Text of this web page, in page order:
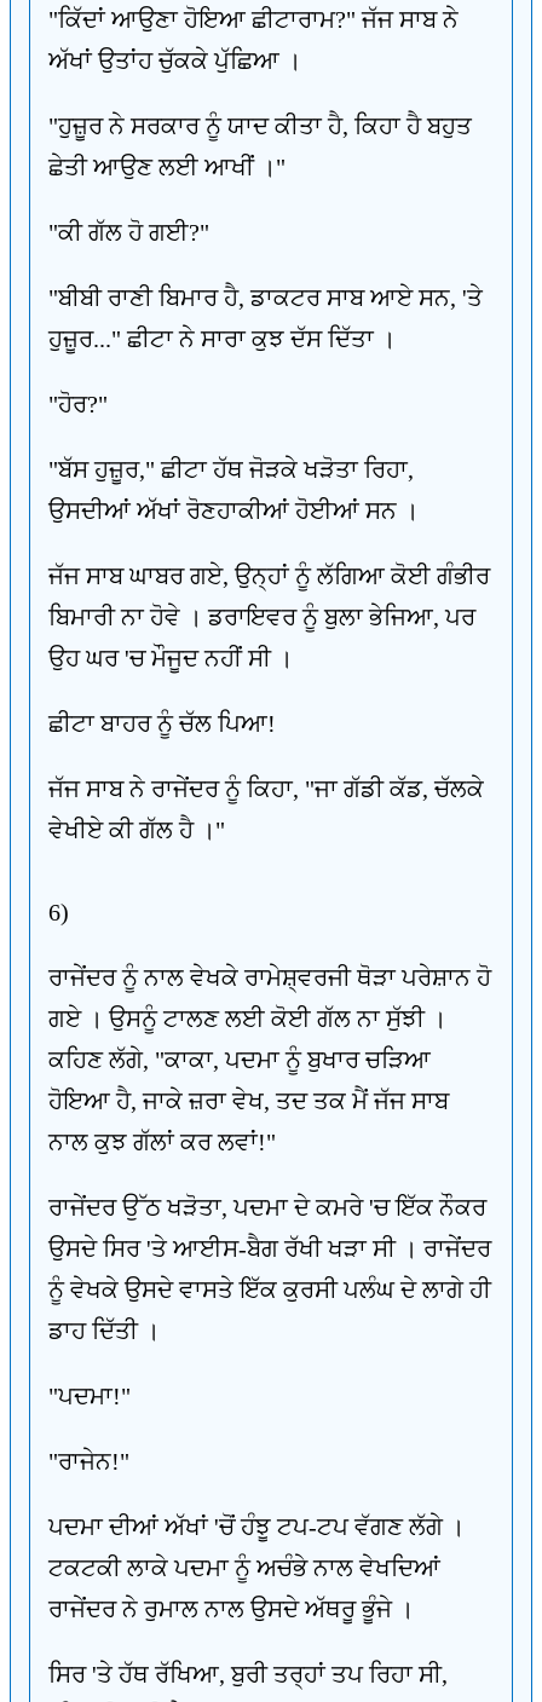
"ਕਿੱਦਾਂ ਆਉਣਾ ਹੋਇਆ ਛੀਟਾਰਾਮ?" ਜੱਜ ਸਾਬ ਨੇ
ਅੱਖਾਂ ਉਤਾਂਹ ਚੁੱਕਕੇ ਪੁੱਛਿਆ ।
"ਹੁਜ਼ੂਰ ਨੇ ਸਰਕਾਰ ਨੂੰ ਯਾਦ ਕੀਤਾ ਹੈ, ਕਿਹਾ ਹੈ ਬਹੁਤ
ਛੇਤੀ ਆਉਣ ਲਈ ਆਖੀਂ ।"
"ਕੀ ਗੱਲ ਹੋ ਗਈ?"
"ਬੀਬੀ ਰਾਣੀ ਬਿਮਾਰ ਹੈ, ਡਾਕਟਰ ਸਾਬ ਆਏ ਸਨ, 'ਤੇ
ਹੁਜ਼ੂਰ..." ਛੀਟਾ ਨੇ ਸਾਰਾ ਕੁਝ ਦੱਸ ਦਿੱਤਾ ।
"ਹੋਰ?"
"ਬੱਸ ਹੁਜ਼ੂਰ," ਛੀਟਾ ਹੱਥ ਜੋੜਕੇ ਖੜੋਤਾ ਰਿਹਾ,
ਉਸਦੀਆਂ ਅੱਖਾਂ ਰੋਣਹਾਕੀਆਂ ਹੋਈਆਂ ਸਨ ।
ਜੱਜ ਸਾਬ ਘਾਬਰ ਗਏ, ਉਨ੍ਹਾਂ ਨੂੰ ਲੱਗਿਆ ਕੋਈ ਗੰਭੀਰ
ਬਿਮਾਰੀ ਨਾ ਹੋਵੇ । ਡਰਾਇਵਰ ਨੂੰ ਬੁਲਾ ਭੇਜਿਆ, ਪਰ
ਉਹ ਘਰ 'ਚ ਮੌਜੂਦ ਨਹੀਂ ਸੀ ।
ਛੀਟਾ ਬਾਹਰ ਨੂੰ ਚੱਲ ਪਿਆ!
ਜੱਜ ਸਾਬ ਨੇ ਰਾਜੇਂਦਰ ਨੂੰ ਕਿਹਾ, "ਜਾ ਗੱਡੀ ਕੱਡ, ਚੱਲਕੇ
ਵੇਖੀਏ ਕੀ ਗੱਲ ਹੈ ।"
6)
ਰਾਜੇਂਦਰ ਨੂੰ ਨਾਲ ਵੇਖਕੇ ਰਾਮੇਸ਼੍ਵਰਜੀ ਥੋੜਾ ਪਰੇਸ਼ਾਨ ਹੋ
ਗਏ । ਉਸਨੂੰ ਟਾਲਣ ਲਈ ਕੋਈ ਗੱਲ ਨਾ ਸੁੱਝੀ ।
ਕਹਿਣ ਲੱਗੇ, "ਕਾਕਾ, ਪਦਮਾ ਨੂੰ ਬੁਖਾਰ ਚੜਿਆ
ਹੋਇਆ ਹੈ, ਜਾਕੇ ਜ਼ਰਾ ਵੇਖ, ਤਦ ਤਕ ਮੈਂ ਜੱਜ ਸਾਬ
ਨਾਲ ਕੁਝ ਗੱਲਾਂ ਕਰ ਲਵਾਂ!"
ਰਾਜੇਂਦਰ ਉੱਠ ਖੜੋਤਾ, ਪਦਮਾ ਦੇ ਕਮਰੇ 'ਚ ਇੱਕ ਨੌਕਰ
ਉਸਦੇ ਸਿਰ 'ਤੇ ਆਈਸ-ਬੈਗ ਰੱਖੀ ਖੜਾ ਸੀ । ਰਾਜੇਂਦਰ
ਨੂੰ ਵੇਖਕੇ ਉਸਦੇ ਵਾਸਤੇ ਇੱਕ ਕੁਰਸੀ ਪਲੰਘ ਦੇ ਲਾਗੇ ਹੀ
ਡਾਹ ਦਿੱਤੀ ।
"ਪਦਮਾ!"
"ਰਾਜੇਨ!"
ਪਦਮਾ ਦੀਆਂ ਅੱਖਾਂ 'ਚੋਂ ਹੰਝੂ ਟਪ-ਟਪ ਵੱਗਣ ਲੱਗੇ ।
ਟਕਟਕੀ ਲਾਕੇ ਪਦਮਾ ਨੂੰ ਅਚੰਭੇ ਨਾਲ ਵੇਖਦਿਆਂ
ਰਾਜੇਂਦਰ ਨੇ ਰੁਮਾਲ ਨਾਲ ਉਸਦੇ ਅੱਥਰੂ ਭੂੰਜੇ ।
ਸਿਰ 'ਤੇ ਹੱਥ ਰੱਖਿਆ, ਬੁਰੀ ਤਰ੍ਹਾਂ ਤਪ ਰਿਹਾ ਸੀ,